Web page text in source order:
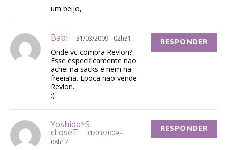
um beijo,
Babi 31/03/2009 - 02h31
Onde vc compra Revlon?
Esse especificamente nao
achei na sacks e nem na
freeialia. Epoca nao vende
Revlon.
:(
RESPONDER
Yoshida*S
cLoseT
31/03/2009 -
08h17
RESPONDER